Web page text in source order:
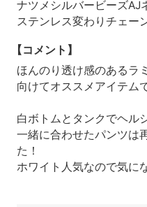
ナツメシルバービーズAJ
ステンレス変わりチェー
【コメント】
ほんのり透け感のあるラ
向けてオススメアイテム
白ボトムとタンクでヘル
一緒に合わせたパンツは
た！
ホワイト人気なので気に